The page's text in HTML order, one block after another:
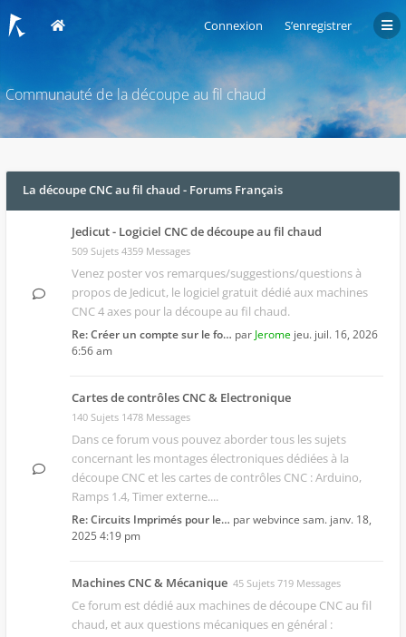
Connexion S’enregistrer
Communauté de la découpe au fil chaud
La découpe CNC au fil chaud - Forums Français
Jedicut - Logiciel CNC de découpe au fil chaud
509 Sujets 4359 Messages
Venez poster vos remarques/suggestions/questions à
propos de Jedicut, le logiciel gratuit dédié aux machines
CNC 4 axes pour la découpe au fil chaud.
Re: Créer un compte sur le fo… par Jerome jeu. juil. 16, 2026
6:56 am
Cartes de contrôles CNC & Electronique
140 Sujets 1478 Messages
Dans ce forum vous pouvez aborder tous les sujets
concernant les montages électroniques dédiées à la
découpe CNC et les cartes de contrôles CNC : Arduino,
Ramps 1.4, Timer externe....
Re: Circuits Imprimés pour le… parwebvince sam. janv. 18,
2025 4:19 pm
Machines CNC & Mécanique 45 Sujets 719 Messages
Ce forum est dédié aux machines de découpe CNC au fil
chaud, et aux questions mécaniques en général :